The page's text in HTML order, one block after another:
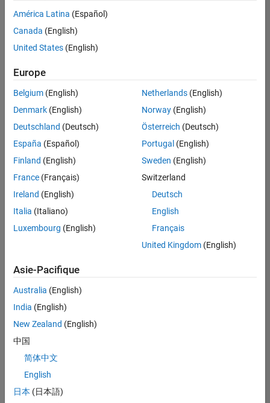
Actuellement,
aucune
offre
d'emploi
correspondant
à vos
critères
de
recherche.
Vous
pouvez
élargir
votre
recherche
ou
afficher
l’ensemble
d'emploi.
malgré
tout
vous
trouvez
pas
d'offre
corresponde
América Latina (Español)
Canada (English)
United States (English)
Europe
Belgium (English)
Denmark (English)
Deutschland (Deutsch)
España (Español)
Finland (English)
France (Français)
Ireland (English)
Italia (Italiano)
Luxembourg (English)
Netherlands(English)
Norway(English)
Österreich (Deutsch)
Portugal (English)
Sweden (English)
Switzerland
Deutsch
English
Français
United Kingdom(English)
Asie-Pacifique
Australia (English)
India (English)
New Zealand (English)
中国
简体中文
English
日本 (日本語)